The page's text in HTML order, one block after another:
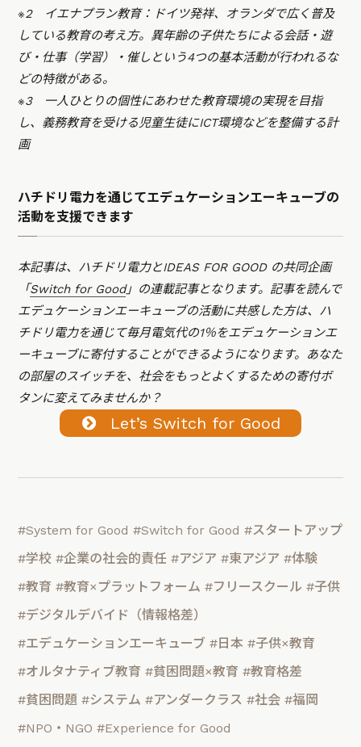
※2 イエナプラン教育：ドイツ発祥、オランダで広く普及
している教育の考え方。異年齢の子供たちによる会話・遊
び・仕事（学習）・催しという4つの基本活動が行われるな
どの特徴がある。
※3 一人ひとりの個性にあわせた教育環境の実現を目指
し、義務教育を受ける児童生徒にICT環境などを整備する計
画
ハチドリ電力を通じてエデュケーションエーキューブの
活動を支援できます
本記事は、ハチドリ電力とIDEAS FOR GOOD の共同企画
「Switch for Good」の連載記事となります。記事を読んで
エデュケーションエーキューブの活動に共感した方は、ハ
チドリ電力を通じて毎月電気代の1％をエデュケーションエ
ーキューブに寄付することができるようになります。あなた
の部屋のスイッチを、社会をもっとよくするための寄付ボ
タンに変えてみませんか？
Let’s Switch for Good
#System for Good #Switch for Good #スタートアップ
#学校 #企業の社会的責任 #アジア #東アジア #体験
#教育 #教育×プラットフォーム #フリースクール #子供
#デジタルデバイド（情報格差）
#エデュケーションエーキューブ #日本 #子供×教育
#オルタナティブ教育 #貧困問題×教育 #教育格差
#貧困問題 #システム #アンダークラス #社会 #福岡
#NPO・NGO #Experience for Good